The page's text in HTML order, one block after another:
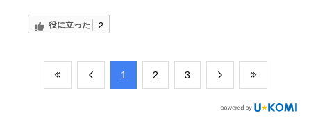
役に立った 2
​1 ​2 ​3